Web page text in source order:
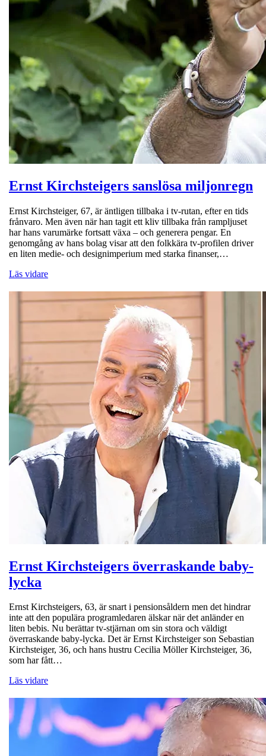
Ernst Kirchsteigers sanslösa miljonregn
Ernst Kirchsteiger, 67, är äntligen tillbaka i tv-rutan, efter en tids
frånvaro. Men även när han tagit ett kliv tillbaka från rampljuset
har hans varumärke fortsatt växa – och generera pengar. En
genomgång av hans bolag visar att den folkkära tv-profilen driver
en liten medie- och designimperium med starka finanser,…
Läs vidare
Ernst Kirchsteigers överraskande baby-
lycka
Ernst Kirchsteigers, 63, är snart i pensionsåldern men det hindrar
inte att den populära programledaren älskar när det anländer en
liten bebis. Nu berättar tv-stjärnan om sin stora och väldigt
överraskande baby-lycka. Det är Ernst Kirchsteiger son Sebastian
Kirchsteiger, 36, och hans hustru Cecilia Möller Kirchsteiger, 36,
som har fått…
Läs vidare